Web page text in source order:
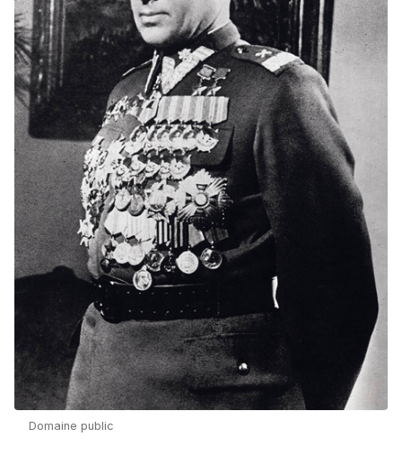
Domaine public